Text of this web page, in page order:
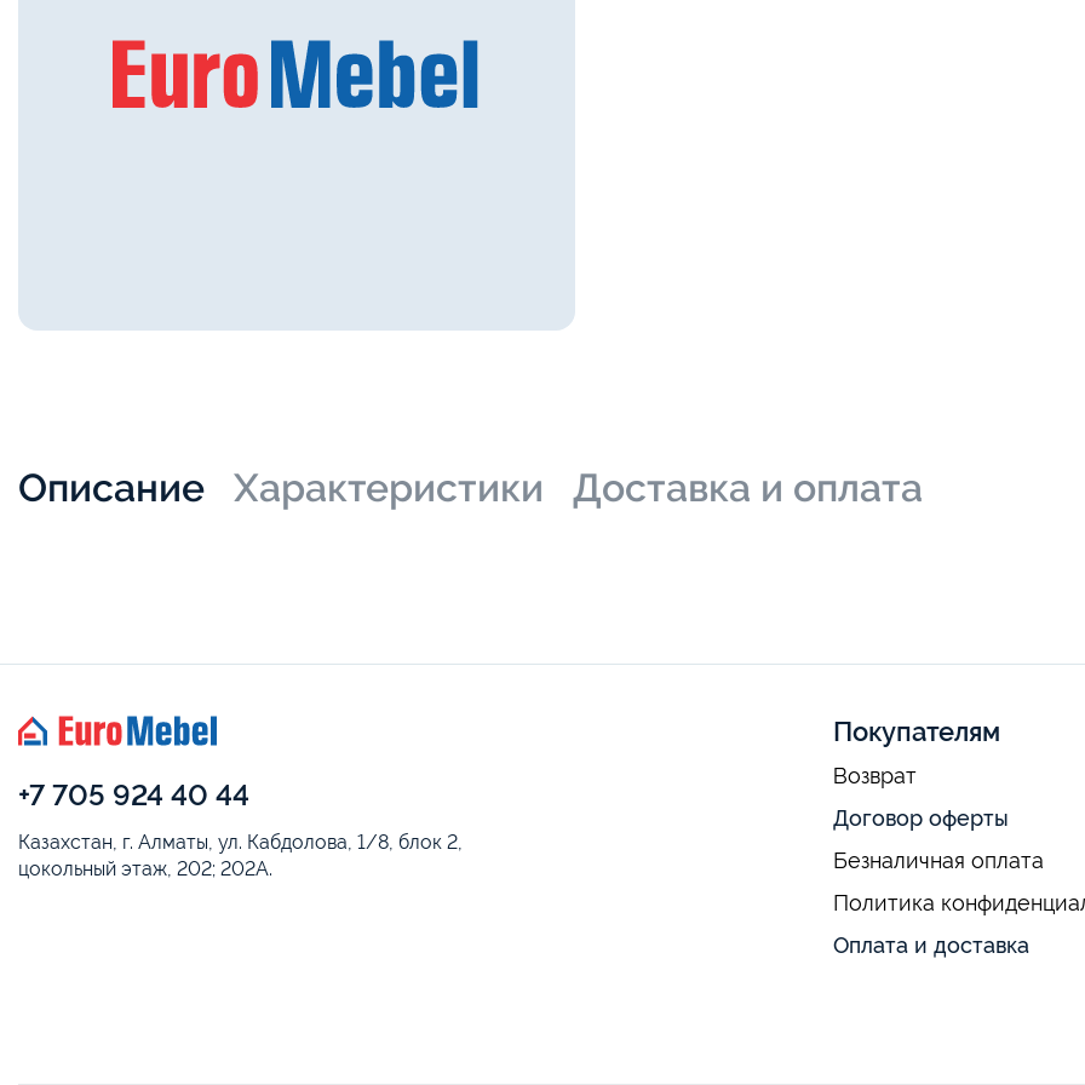
Описание Характеристики Доставка и оплата
+7 705 924 40 44
Казахстан, г. Алматы, ул. Кабдолова, 1/8, блок 2,
цокольный этаж, 202; 202А.
Покупателям
Возврат
Договор оферты
Безналичная оплата
Политика
Оплата и доставка